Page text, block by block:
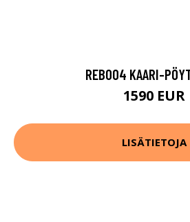
REB004 KAARI-
1590 EUR
LISÄTIETOJA